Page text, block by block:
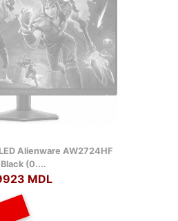
Alienware AW2724HF
Black (0....
MDL